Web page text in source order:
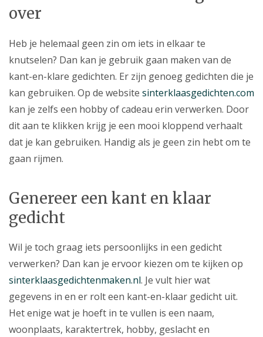
over
Heb je helemaal geen zin om iets in elkaar te
knutselen? Dan kan je gebruik gaan maken van de
kant-en-klare gedichten. Er zijn genoeg gedichten die je
kan gebruiken. Op de website sinterklaasgedichten.com
kan je zelfs een hobby of cadeau erin verwerken. Door
dit aan te klikken krijg je een mooi kloppend verhaalt
dat je kan gebruiken. Handig als je geen zin hebt om te
gaan rijmen.
Genereer een kant en klaar
gedicht
Wil je toch graag iets persoonlijks in een gedicht
verwerken? Dan kan je ervoor kiezen om te kijken op
sinterklaasgedichtenmaken.nl. Je vult hier wat
gegevens in en er rolt een kant-en-klaar gedicht uit.
Het enige wat je hoeft in te vullen is een naam,
woonplaats, karaktertrek, hobby, geslacht en